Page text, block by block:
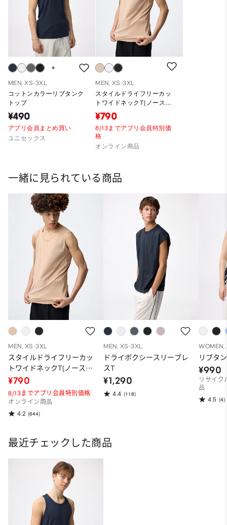
MEN, XS-3XL
コットンカラーリブタンク
トップ
¥490
アプリ会員まとめ買い
ユニセックス
MEN, XS-3XL
スタイルドライフリーカッ
トワイドネックT(ノースリ
ーブ)
¥790
8/13までアプリ会員特別価
格
オンライン商品
一緒に見られている商品
MEN, XS-3XL
スタイルドライフリーカッ
トワイドネックT(ノースリ
ーブ)
¥790
8/13までアプリ会員特別価格
オンライン商品
4.2 (644)
MEN, XS-3XL
ドライボクシースリーブレ
スT
¥1,290
4.4 (118)
WOMEN,
リブタ
¥990
リサイク
品
4.5 (4)
最近チェックした商品